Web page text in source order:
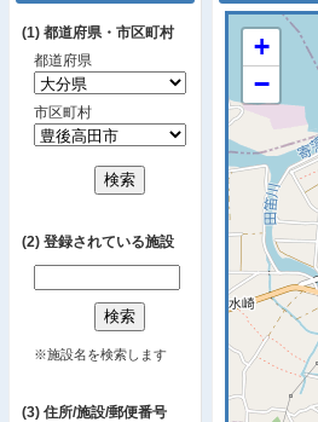
+
−
(1) 都道府県・市区町村
都道府県
市区町村
(2) 登録されている施設
※施設名を検索します
(3) 住所/施設/郵便番号